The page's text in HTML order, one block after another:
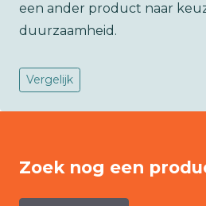
een ander product naar
duurzaamheid.
Vergelijk
Zoek nog een